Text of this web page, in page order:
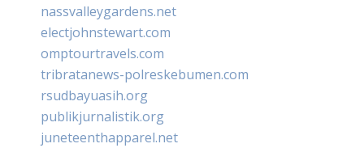
nassvalleygardens.net
electjohnstewart.com
omptourtravels.com
tribratanews-polreskebumen.com
rsudbayuasih.org
publikjurnalistik.org
juneteenthapparel.net